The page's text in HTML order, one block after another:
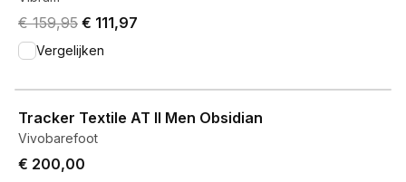
Original price was € 159,95.
€ 159,95 Current price is € 111,97.
€ 111,97
Vergelijken
Tracker Textile AT II Men Obsidian
Vivobarefoot
€ 200,00